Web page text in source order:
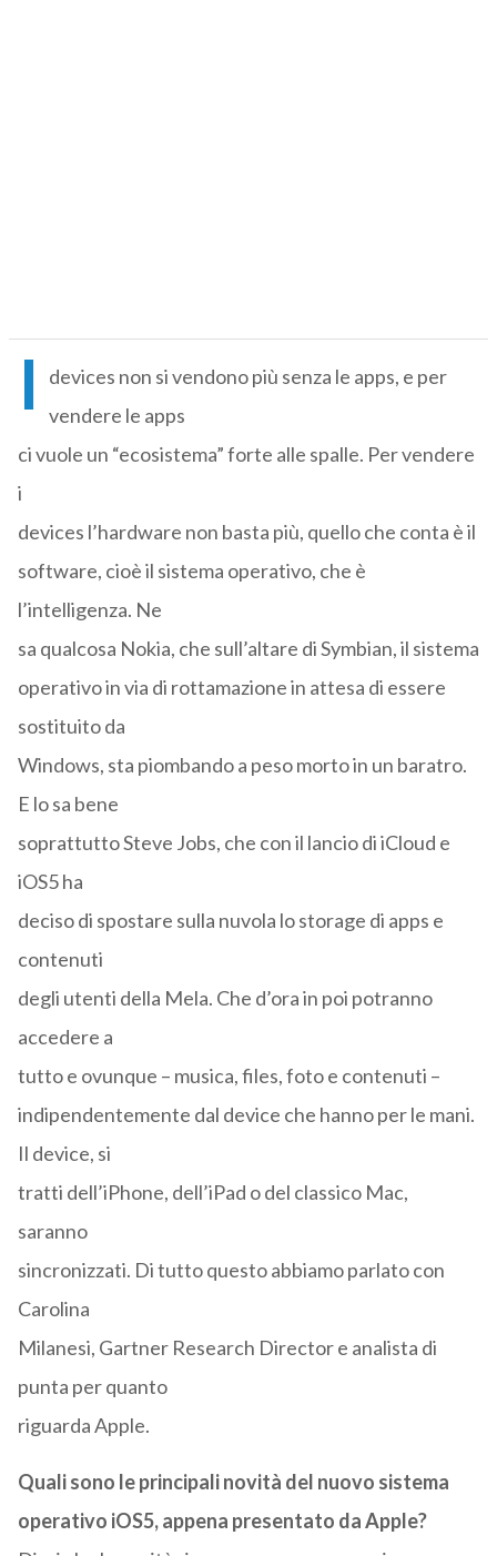
I
devices non si vendono più senza le apps, e per
vendere le apps
ci vuole un “ecosistema” forte alle spalle. Per vendere
i
devices l’hardware non basta più, quello che conta è il
software, cioè il sistema operativo, che è
l’intelligenza. Ne
sa qualcosa Nokia, che sull’altare di Symbian, il sistema
operativo in via di rottamazione in attesa di essere
sostituito da
Windows, sta piombando a peso morto in un baratro.
E lo sa bene
soprattutto Steve Jobs, che con il lancio di iCloud e
iOS5 ha
deciso di spostare sulla nuvola lo storage di apps e
contenuti
degli utenti della Mela. Che d’ora in poi potranno
accedere a
tutto e ovunque – musica, files, foto e contenuti –
indipendentemente dal device che hanno per le mani.
Il device, si
tratti dell’iPhone, dell’iPad o del classico Mac,
saranno
sincronizzati. Di tutto questo abbiamo parlato con
Carolina
Milanesi, Gartner Research Director e analista di
punta per quanto
riguarda Apple.
Quali sono le principali novità del nuovo sistema
operativo iOS5, appena presentato da Apple?